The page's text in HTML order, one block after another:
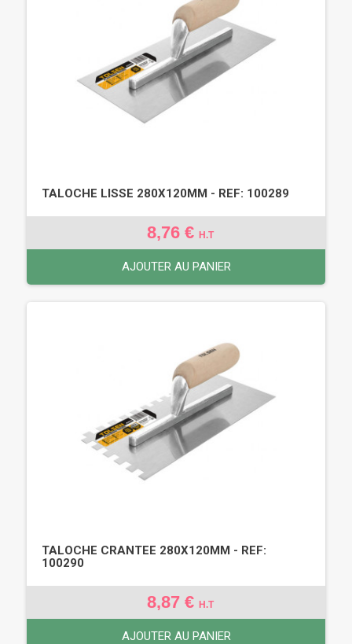
TALOCHE LISSE 280X120MM - REF: 100289
8,76 € H.T
AJOUTER AU PANIER
TALOCHE CRANTEE 280X120MM - REF:
100290
8,87 € H.T
AJOUTER AU PANIER